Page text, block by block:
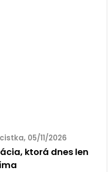
05/11/2026
ktorá dnes len